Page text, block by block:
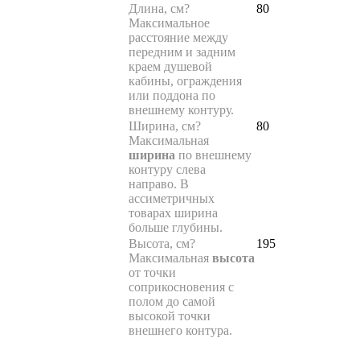
Длина, см?
Максимальное
расстояние между
передним и задним
краем душевой
кабины, ограждения
или поддона по
внешнему контуру.
80
Ширина, см?
Максимальная
ширина по внешнему
контуру слева
направо. В
ассиметричных
товарах ширина
больше глубины.
80
Высота, см?
Максимальная высота
от точки
соприкосновения с
полом до самой
высокой точки
внешнего контура.
195